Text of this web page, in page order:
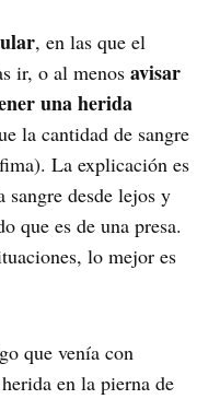
, en las que el
ir, o al menosavisar
una herida
la cantidad de sangre
La explicación es
sangre desde lejos y
que es de una presa.
lo mejor es
que venía con
en la pierna de